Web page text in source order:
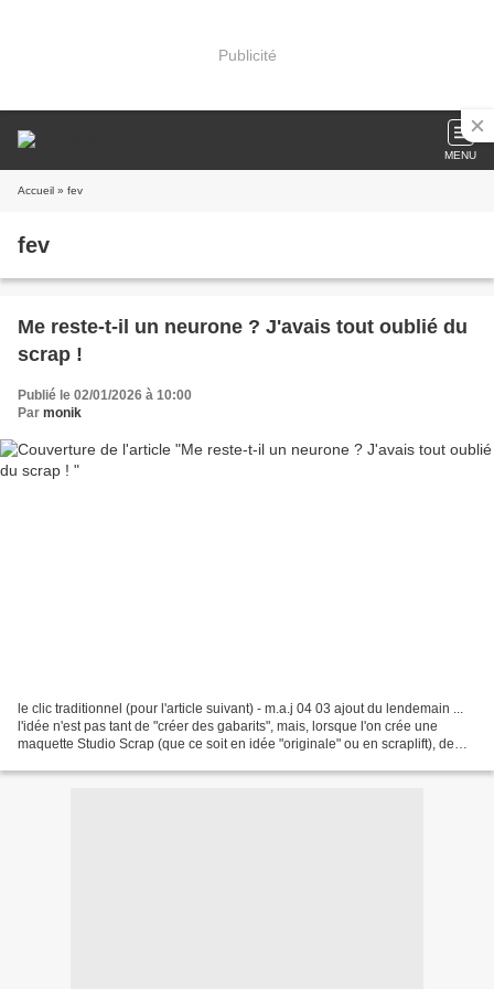
Publicité
MENU
Accueil » fev
fev
Me reste-t-il un neurone ? J'avais tout oublié du
scrap !
Publié le 02/01/2026 à 10:00
Par monik
le clic traditionnel (pour l'article suivant) - m.a.j 04 03 ajout du lendemain ...
l'idée n'est pas tant de "créer des gabarits", mais, lorsque l'on crée une
maquette Studio Scrap (que ce soit en idée "originale" ou en scraplift), de